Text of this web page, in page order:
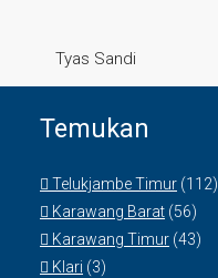
Tyas Sandi
Temukan
Telukjambe Timur (112)
Karawang Barat (56)
Karawang Timur (43)
Klari (3)